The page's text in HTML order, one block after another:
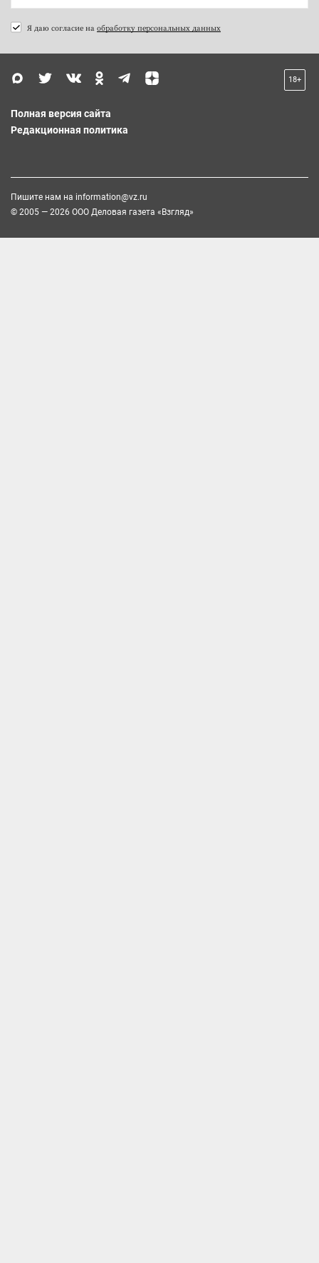
Я даю согласие на обработку персональных данных
18+
Полная версия сайта
Редакционная политика
Пишите нам на information@vz.ru
© 2005 — 2026 ООО Деловая газета «Взгляд»